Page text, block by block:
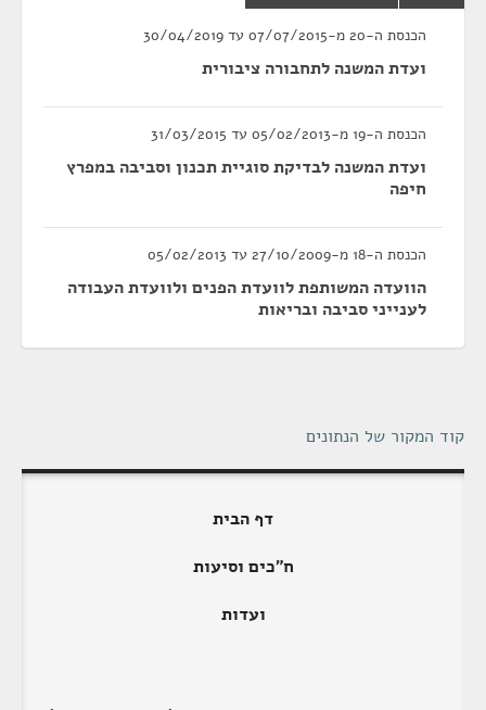
הכנסת ה-20 מ-07/07/2015 עד 30/04/2019
ועדת המשנה לתחבורה ציבורית
הכנסת ה-19 מ-05/02/2013 עד 31/03/2015
ועדת המשנה לבדיקת סוגיית תכנון וסביבה במפרץ
חיפה
הכנסת ה-18 מ-27/10/2009 עד 05/02/2013
הוועדה המשותפת לוועדת הפנים ולוועדת העבודה
לענייני סביבה ובריאות
קוד המקור של הנתונים
דף הבית
ח"כים וסיעות
ועדות